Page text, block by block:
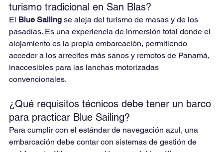
turismo tradicional en San Blas?
El Blue Sailing se aleja del turismo de masas y de los
pasadías. Es una experiencia de inmersión total donde el
alojamiento es la propia embarcación, permitiendo
acceder a los arrecifes más sanos y remotos de Panamá,
inaccesibles para las lanchas motorizadas
convencionales.
¿Qué requisitos técnicos debe tener un barco
para practicar Blue Sailing?
Para cumplir con el estándar de navegación azul, una
embarcación debe contar con sistemas de gestión de